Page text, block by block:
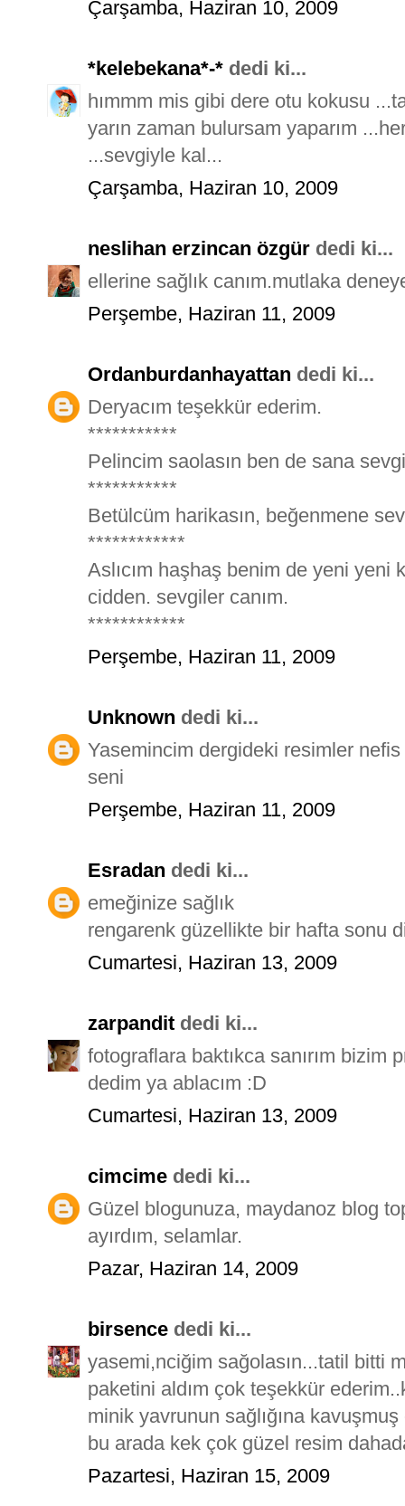
Çarşamba, Haziran 10, 2009
*kelebekana*-* dedi ki...
hımmm mis gibi dere otu kokusu
yarın zaman bulursam yaparım
...sevgiyle kal...
Çarşamba, Haziran 10, 2009
neslihan erzincan özgür dedi ki...
ellerine sağlık canım.mutlaka
Perşembe, Haziran 11, 2009
Ordanburdanhayattan dedi ki...
Deryacım teşekkür ederim.
***********
Pelincim saolasın ben de sana
***********
Betülcüm harikasın, beğenmene
************
Aslıcım haşhaş benim de yeni yeni
cidden. sevgiler canım.
************
Perşembe, Haziran 11, 2009
Unknown dedi ki...
Yasemincim dergideki resimler
seni
Perşembe, Haziran 11, 2009
Esradan dedi ki...
emeğinize sağlık
rengarenk güzellikte bir hafta sonu
Cumartesi, Haziran 13, 2009
zarpandit dedi ki...
fotograflara baktıkca sanırım bizim
dedim ya ablacım :D
Cumartesi, Haziran 13, 2009
cimcime dedi ki...
Güzel blogunuza, maydanoz blog
ayırdım, selamlar.
Pazar, Haziran 14, 2009
birsence dedi ki...
yasemi,nciğim sağolasın...tatil bitti
paketini aldım çok teşekkür
minik yavrunun sağlığına
bu arada kek çok güzel resim
Pazartesi, Haziran 15, 2009